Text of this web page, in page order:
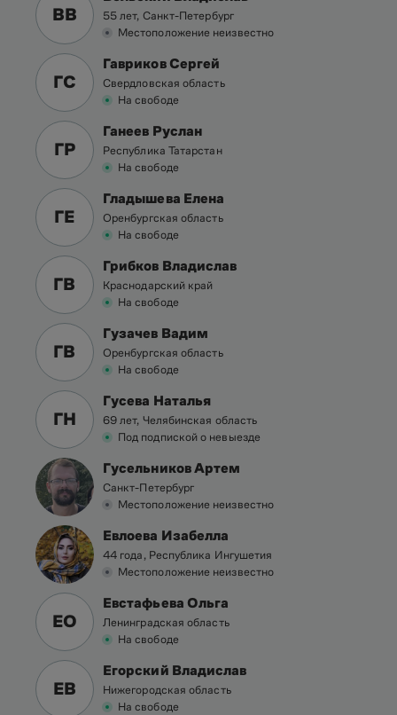
ВВ
55 лет, Санкт-Петербург
Местоположение неизвестно
ГС
Гавриков Сергей
Свердловская область
На свободе
ГР
Ганеев Руслан
Республика Татарстан
На свободе
ГЕ
Гладышева Елена
Оренбургская область
На свободе
ГВ
Грибков Владислав
Краснодарский край
На свободе
ГВ
Гузачев Вадим
Оренбургская область
На свободе
ГН
Гусева Наталья
69 лет, Челябинская область
Под подпиской о невыезде
Гусельников Артем
Санкт-Петербург
Местоположение неизвестно
Евлоева Изабелла
44 года, Республика Ингушетия
Местоположение неизвестно
ЕО
Евстафьева Ольга
Ленинградская область
На свободе
ЕВ
Егорский Владислав
Нижегородская область
На свободе